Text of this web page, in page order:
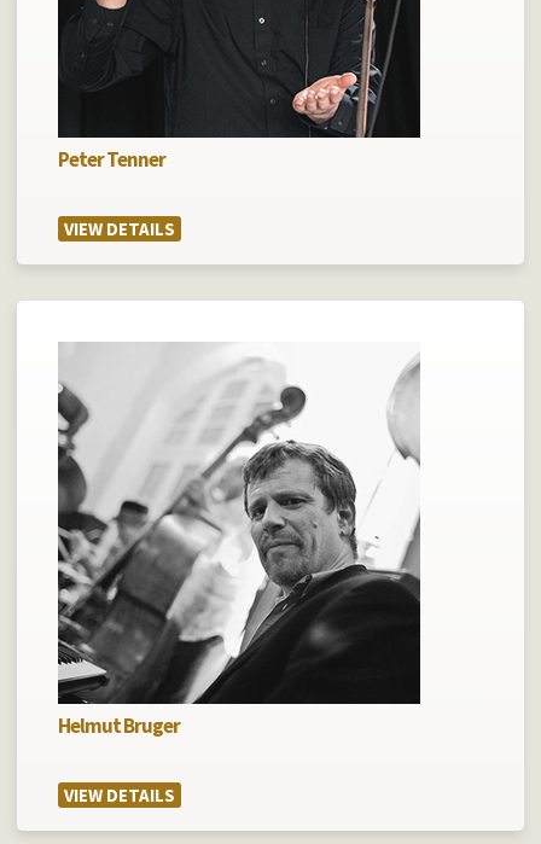
Peter Tenner
VIEW DETAILS
Helmut Bruger
VIEW DETAILS